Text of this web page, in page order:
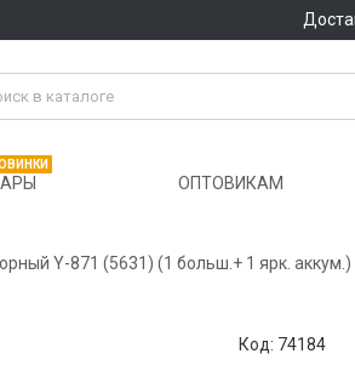
ОПТОВИКАМ
Y-871 (5631) (1 больш.+ 1 ярк. аккум.)
Код: 74184